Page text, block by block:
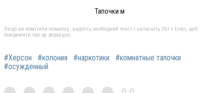
Тапочки м
Якщо ви помітили помилку, виділіть необхідний текст і натисніть Ctrl + Enter, щоб
повідомити про це редакцію
#Херсон #колония #наркотики
#комнатные тапочки
#осужденный